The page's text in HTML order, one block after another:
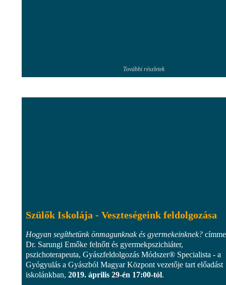
További részletek
Szülők Iskolája - Veszteségeink feldolgozása
Hogyan segíthetünk önmagunknak és gyermekeinknek?
Dr. Sarungi Emőke felnőtt és gyermekpszichiáter,
pszichoterapeuta, Gyászfeldolgozás Módszer® Specialista - a
Gyógyulás a Gyászból Magyar Központ vezetője tart előadást
iskolánkban, 2019. április 29-én 17:00-tól.